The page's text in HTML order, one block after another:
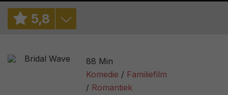
5,8
2,6/ 19
88 Min
Komedie
Familiefilm
Romantiek